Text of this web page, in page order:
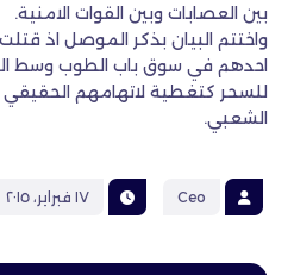
بين العصابات وبين القوات الامنية.
واختتم البيان بذكر الموصل اذ
احدهم في سوق باب الطوب وسط
للسحر كتغطية لاتهامهم
الشعبي.
Ceo ١٧ فبراير، ٢٠١٥